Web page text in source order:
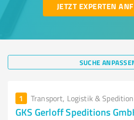
JETZT EXPERTEN
SUCHE
1 Transport, Logistik & Spedition
GKS Gerloff Speditions